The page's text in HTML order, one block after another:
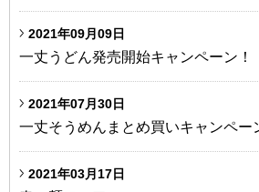
2021年09月09日
一丈うどん発売開始キャンペーン！
2021年07月30日
一丈そうめんまとめ買いキャンペー
2021年03月17日